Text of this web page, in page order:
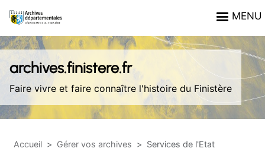
archives.finistere.fr
Faire vivre et faire connaître l'histoire du Finistère
MENU
Accueil Gérer vos archives Services de l'Etat
Panneau de gestion des cookies